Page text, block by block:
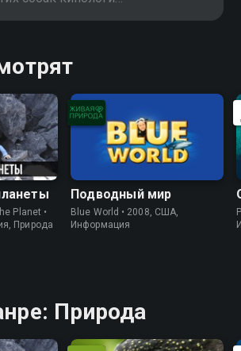
опасность и
Почему туда
игривых? Правда ли,
наркотиками?
Planet •
Природа
Подводный мир
Blue World • 2008, США,
Информация
Природа